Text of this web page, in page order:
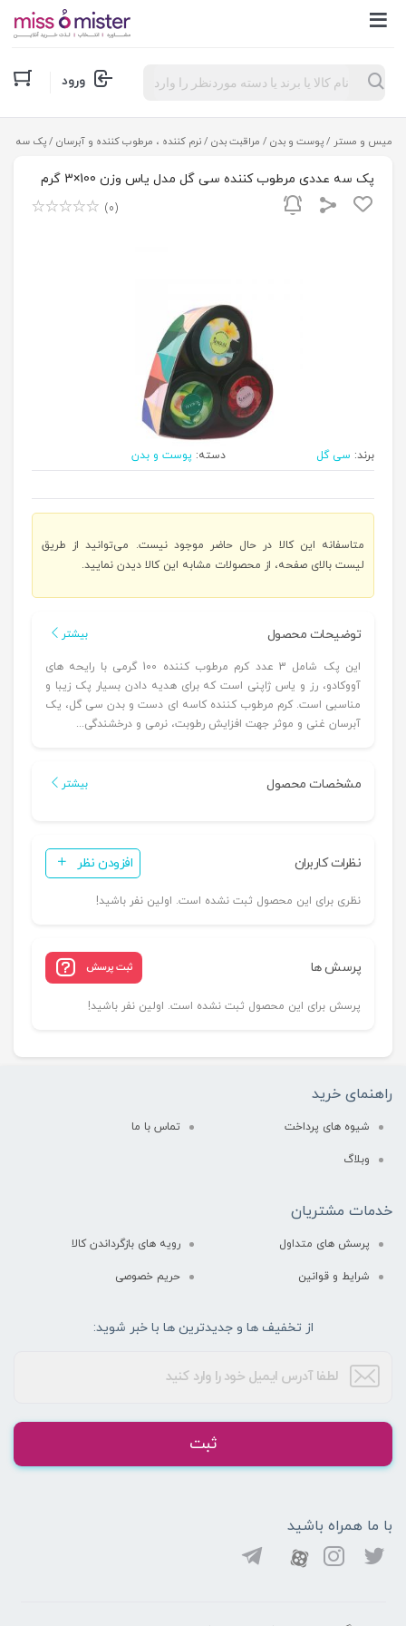
Products
search ورود
میس و مستر /پوست و بدن / مراقبت بدن /نرم کننده ، مرطوب کننده و آبرسان / پک سه عددی
پک سه عددی مرطوب کننده سی گل مدل یاس وزن 100×3 گرم
(0)
برند: سی گل دسته: پوست و بدن
متاسفانه این کالا در حال حاضر موجود نیست. می‌توانید از طریق
لیست بالای صفحه، از محصولات مشابه این کالا دیدن نمایید.
توضیحات محصول بیشتر
این پک شامل 3 عدد کرم مرطوب کننده 100 گرمی با رایحه های
آووکادو، رز و یاس ژاپنی است که برای هدیه دادن بسیار پک زیبا و
مناسبی است. کرم مرطوب کننده کاسه ای دست و بدن سی گل، یک
آبرسان غنی و موثر جهت افزایش رطوبت، نرمی و درخشندگی...
مشخصات محصول بیشتر
نظرات کاربران افزودن نظر
نظری برای این محصول ثبت نشده است. اولین نفر باشید!
پرسش ها ثبت پرسش
پرسش برای این محصول ثبت نشده است. اولین نفر باشید!
راهنمای خرید
شیوه های پرداخت تماس با ما
وبلاگ
خدمات مشتریان
پرسش های متداول رویه های بازگرداندن کالا
شرایط و قوانین حریم خصوصی
از تخفیف ها و جدیدترین ها با خبر شوید:
ثبت
با ما همراه باشید